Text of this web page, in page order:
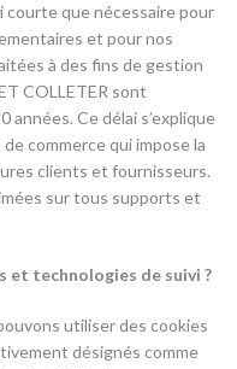
que nécessaire pour
et pour nos
à des fins de gestion
COLLETER sont
années. Ce délai s’explique
commerce qui impose la
clients et fournisseurs.
sur tous supports et
et technologies de suivi ?
utiliser des cookies
désignés comme